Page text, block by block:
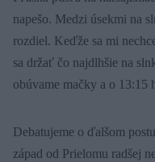
napešo. Medzi úsekmi na
rozdiel. Keďže sa mi
sa držať čo najdlhšie na
obúvame mačky a o 13:15
Debatujeme o ďalšom
západ od Prielomu radšej